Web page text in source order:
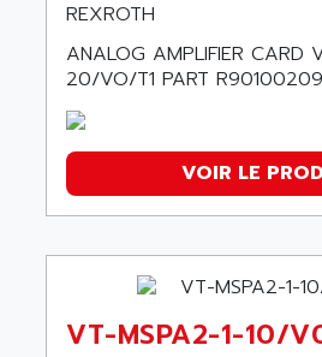
REXROTH
ANALOG AMPLIFIER CARD
20/VO/T1 PART
VOIR LE
VT-MSPA2-1-10/